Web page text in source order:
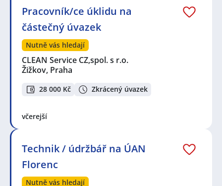
Pracovník/ce úklidu na
částečný úvazek
Nutně vás hledají
CLEAN Service CZ,spol. s r.o.
Žižkov, Praha
28 000 Kč Zkrácený úvazek
včerejší
Technik / údržbář na ÚAN
Florenc
Nutně vás hledají